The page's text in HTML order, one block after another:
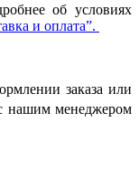
об условиях
и оплата”.
заказа или
нашим менеджером